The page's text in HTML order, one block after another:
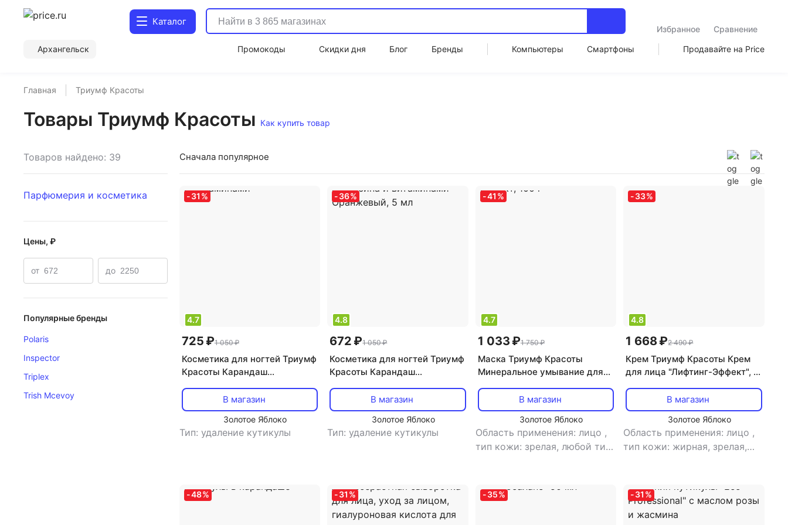
Каталог
Избранное
Сравнение
Архангельск
Промокоды Скидки дня Блог Бренды Компьютеры Смартфоны Продавайте на Price
Главная Триумф Красоты
Товары Триумф Красоты Как купить товар
Товаров найдено: 39
Парфюмерия и косметика
Цены, ₽
от до
Популярные бренды
Polaris
Inspector
Triplex
Trish Mcevoy
Сначала популярное
-31 %
4.7
725 ₽1 050 ₽
Косметика для ногтей Триумф
Красоты Карандаш
кутикулы с маслом лимона и
витаминами
В магазин
Золотое Яблоко
Тип: удаление кутикулы
-36%
4.8
672 ₽1 050 ₽
Косметика для ногтей Триумф
Красоты Карандаш
кутикулы с маслом апельсина
и витаминами Оранжевый, 5
В магазин
Золотое Яблоко
Тип: удаление кутикулы
-41 %
4.7
1 033 ₽1 750 ₽
Маска Триумф Красоты
Минеральное умывание для
кожи Лифтинг – эффект, 100 г
В магазин
Золотое Яблоко
Область применения: лицо ,
тип кожи: зрелая, любой тип
борьба с морщинами,
избавление от черных точек,
-33%
4.8
1 668 ₽2 490 ₽
Крем Триумф Красоты Крем
для лица "Лифтинг-Эффект", в
В магазин
Золотое Яблоко
Область применения: лицо ,
тип кожи: жирная, зрелая,
проблемная, сухая,
чувствительная,тип товара:
крем,эффект: анти-акне,
-48% -31 % -35% -31 %